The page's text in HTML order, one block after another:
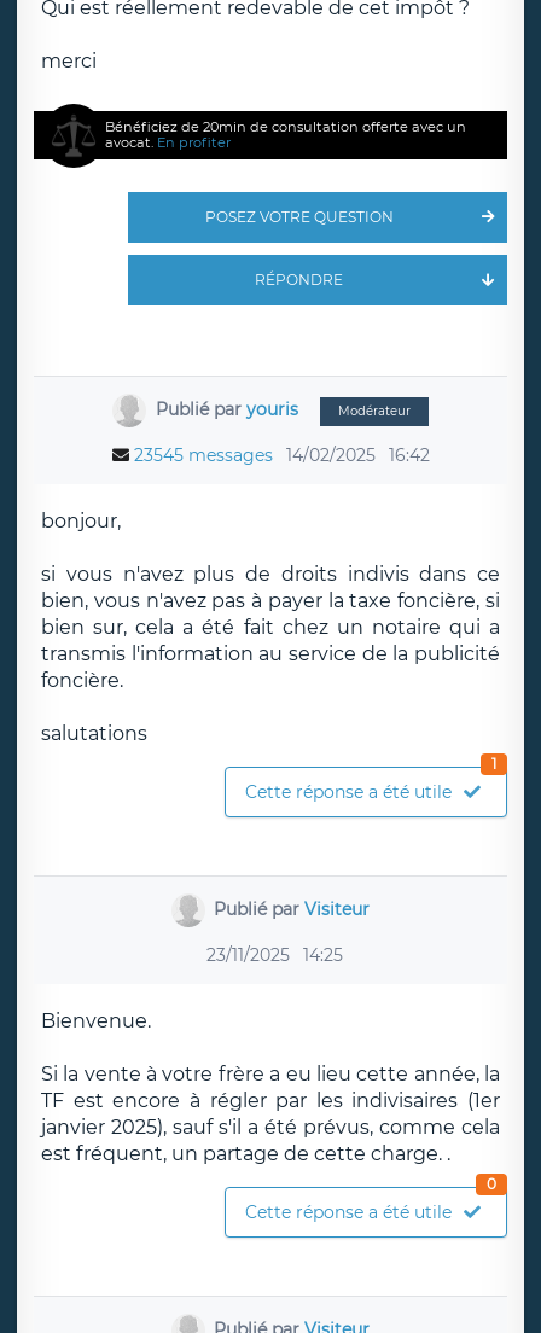
Qui est réellement redevable de cet impôt ?
merci
Bénéficiez de 20min de consultation offerte avec un
avocat. En profiter
POSEZ VOTRE QUESTION
RÉPONDRE
Publié par youris Modérateur
23545 messages 14/02/2025 16:42
bonjour,
si vous n'avez plus de droits indivis dans ce
bien, vous n'avez pas à payer la taxe foncière, si
bien sur, cela a été fait chez un notaire qui a
transmis l'information au service de la publicité
foncière.
salutations
Cette réponse a été utile
1
Publié parVisiteur
23/11/2025 14:25
Bienvenue.
Si la vente à votre frère a eu lieu cette année, la
TF est encore à régler par les indivisaires (1er
janvier 2025), sauf s'il a été prévus, comme cela
est fréquent, un partage de cette charge. .
Cette réponse a été utile
0